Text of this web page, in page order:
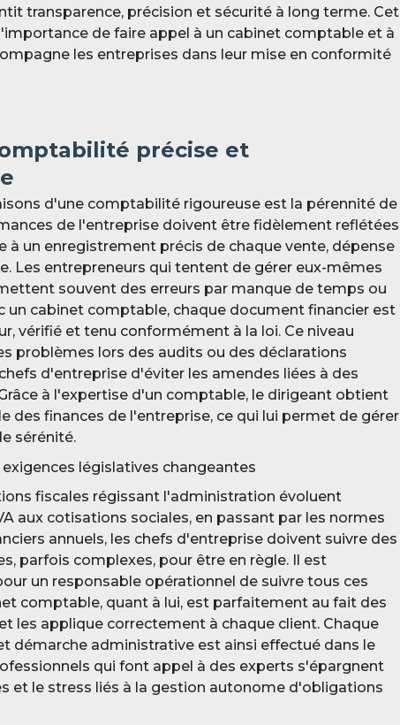
transparence, précision et sécurité à long terme. Cet
de faire appel à un cabinet comptable et à
les entreprises dans leur mise en conformité
précise et
d'une comptabilité rigoureuse est la pérennité de
de l'entreprise doivent être fidèlement reflétées
à un enregistrement précis de chaque vente, dépense
Les entrepreneurs qui tentent de gérer eux-mêmes
souvent des erreurs par manque de temps ou
un cabinet comptable, chaque document financier est
vérifié et tenu conformément à la loi. Ce niveau
problèmes lors des audits ou des déclarations
d'entreprise d'éviter les amendes liées à des
à l'expertise d'un comptable, le dirigeant obtient
des finances de l'entreprise, ce qui lui permet de gérer
sérénité.
législatives changeantes
fiscales régissant l'administration évoluent
aux cotisations sociales, en passant par les normes
annuels, les chefs d'entreprise doivent suivre des
parfois complexes, pour être en règle. Il est
un responsable opérationnel de suivre tous ces
comptable, quant à lui, est parfaitement au fait des
les applique correctement à chaque client. Chaque
démarche administrative est ainsi effectué dans le
qui font appel à des experts s'épargnent
et le stress liés à la gestion autonome d'obligations